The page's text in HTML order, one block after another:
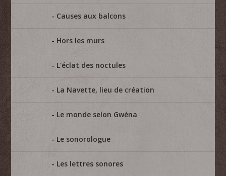
Causes aux balcons
Hors les murs
L'éclat des noctules
La Navette, lieu de création
Le monde selon Gwéna
Le sonorologue
Les lettres sonores